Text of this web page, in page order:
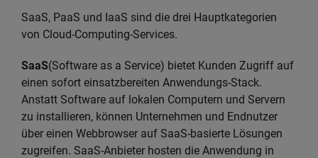
SaaS, PaaS und IaaS sind die drei Hauptkategorien
von Cloud-Computing-Services.
SaaS(Software as a Service) bietet Kunden Zugriff auf
einen sofort einsatzbereiten Anwendungs-Stack.
Anstatt Software auf lokalen Computern und Servern
zu installieren, können Unternehmen und Endnutzer
über einen Webbrowser auf SaaS-basierte Lösungen
zugreifen. SaaS-Anbieter hosten die Anwendung in